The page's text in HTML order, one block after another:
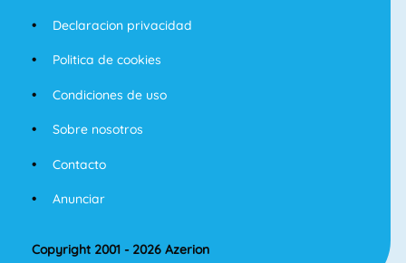
Declaracion privacidad
Politica de cookies
Condiciones de uso
Sobre nosotros
Contacto
Anunciar
Copyright 2001 - 2026 Azerion